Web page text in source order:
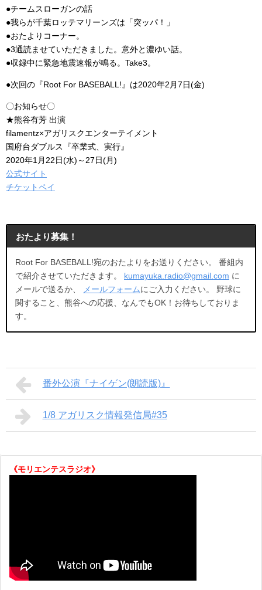
●チームスローガンの話
●我らが千葉ロッテマリーンズは「突ッパ！」
●おたよりコーナー。
●3通読ませていただきました。意外と濃ゆい話。
●収録中に緊急地震速報が鳴る。Take3。
●次回の『Root For BASEBALL!』は2020年2月7日(金)
〇お知らせ〇
★熊谷有芳 出演
filamentz×アガリスクエンターテイメント
国府台ダブルス『卒業式、実行』
2020年1月22日(水)～27日(月)
公式サイト
チケットペイ
おたより募集！
Root For BASEBALL!宛のおたよりをお送りください。 番組内
で紹介させていただきます。 kumayuka.radio@gmail.com に
メールで送るか、
メールフォームにご入力ください。 野球に
関すること、熊谷への応援、なんでもOK！お待ちしておりま
す。
番外公演『ナイゲン(朗読版)』
1/8 アガリスク情報発信局#35
《モリエンテスラジオ》